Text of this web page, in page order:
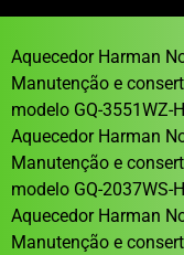
Aquecedor Harman
Manutenção e
modelo GQ-3551WZ-
Aquecedor Harman
Manutenção e
modelo GQ-2037WS-
Aquecedor Harman
Manutenção e